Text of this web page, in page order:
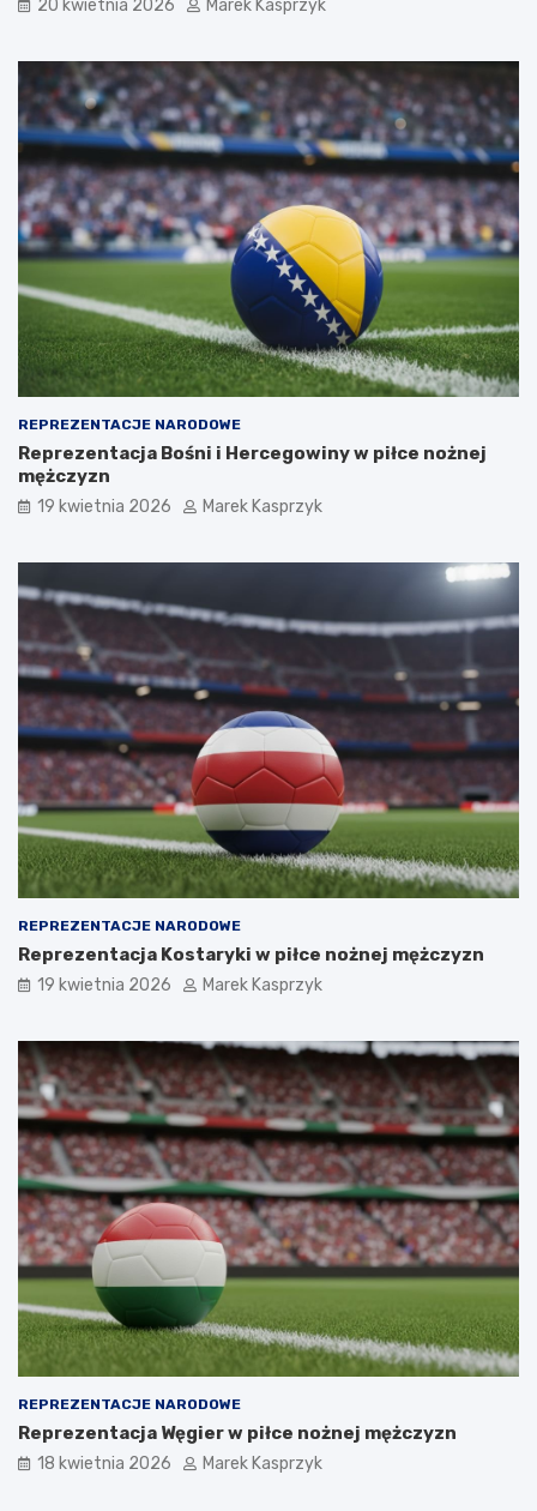
20 kwietnia 2026 Marek Kasprzyk
REPREZENTACJE NARODOWE
Reprezentacja Bośni i Hercegowiny w piłce nożnej
mężczyzn
19 kwietnia 2026 Marek Kasprzyk
REPREZENTACJE NARODOWE
Reprezentacja Kostaryki w piłce nożnej mężczyzn
19 kwietnia 2026 Marek Kasprzyk
REPREZENTACJE NARODOWE
Reprezentacja Węgier w piłce nożnej mężczyzn
18 kwietnia 2026 Marek Kasprzyk